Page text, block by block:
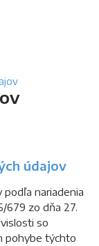
údajov
podľa nariadenia
679 zo dňa 27.
so
pohybe týchto